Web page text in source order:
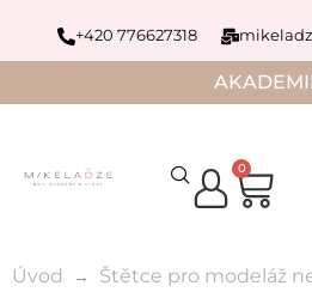
+420 776627318
0
Úvod Štětce pro modeláž